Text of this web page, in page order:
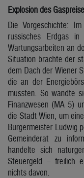
Explosion des
Die Vorgeschichte:
russisches Erdgas
Wartungsarbeiten an
Situation brachte der
dem Dach der Wiener
die an der
mussten. So wandte
Finanzwesen (MA 5)
die Stadt Wien, um
Bürgermeister Ludwig
Gemeinderat zu
handelte sich
Steuergeld – freilich
nichts davon.